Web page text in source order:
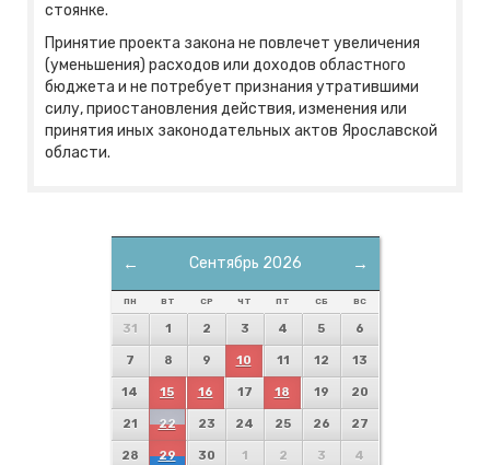
стоянке.
Принятие проекта закона не повлечет увеличения
(уменьшения) расходов или доходов областного
бюджета и не потребует признания утратившими
силу, приостановления действия, изменения или
принятия иных законодательных актов Ярославской
области.
← →
Сентябрь 2026
ПН ВТ СР ЧТ ПТ СБ ВС
31 1 2 3 4 5 6
7 8 9 10 11 12 13
14 15 16 17 18 19 20
21 22 23 24 25 26 27
28 29 30 1 2 3 4